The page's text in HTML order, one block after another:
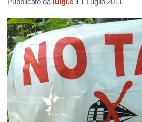
Pubblicato da luigi.c il 1 Luglio 2011